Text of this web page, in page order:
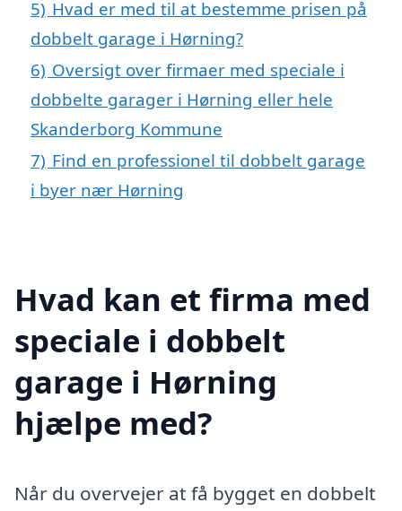
5) Hvad er med til at bestemme prisen på
dobbelt garage i Hørning?
6) Oversigt over firmaer med speciale i
dobbelte garager i Hørning eller hele
Skanderborg Kommune
7) Find en professionel til dobbelt garage
i byer nær Hørning
Hvad kan et firma med
speciale i dobbelt
garage i Hørning
hjælpe med?
Når du overvejer at få bygget en dobbelt